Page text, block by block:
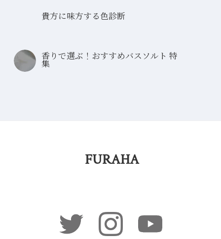
貴方に味方する色診断
香りで選ぶ！おすすめバスソルト 特
集
FURAHA